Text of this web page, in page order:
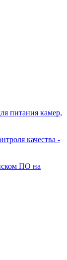
питания камер,
качества -
ПО на